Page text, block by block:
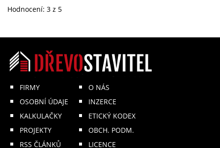
Hodnocení: 3 z 5
FIRMY
OSOBNÍ ÚDAJE
KALKULAČKY
PROJEKTY
RSS ČLÁNKŮ
O NÁS
INZERCE
ETICKÝ KODEX
OBCH. PODM.
LICENCE